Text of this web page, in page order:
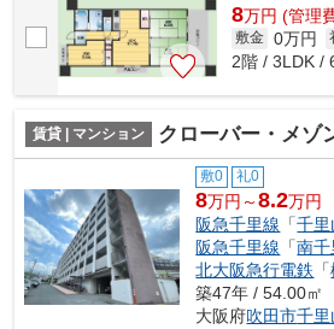
8万円 (管理
敷金 0万円
2階 / 3LDK /
賃貸 | マンション クローバー・メゾ
敷0 礼0
8万円～8.2万円
阪急千里線 「千里
阪急千里線 「南千
北大阪急行電鉄 「
築47年 / 54.00㎡
大阪府吹田市千